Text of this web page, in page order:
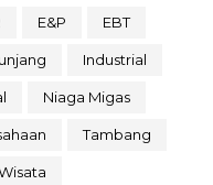
E&P EBT
Industrial
Niaga Migas
Tambang